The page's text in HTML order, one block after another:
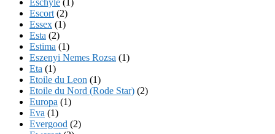
Escort (2)
Essex (1)
Esta (2)
Estima (1)
Eszenyi Nemes Rozsa (1)
Eta (1)
Etoile du Leon (1)
Etoile du Nord (Rode Star) (2)
Europa (1)
Eva (1)
Evergood (2)